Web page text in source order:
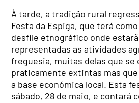
À tarde, a tradição rural
Festa da Espiga, que terá
desfile etnográfico onde
representadas as atividades
freguesia, muitas delas que se
praticamente extintas mas
a base económica local. Esta
sábado, 28 de maio, e contará